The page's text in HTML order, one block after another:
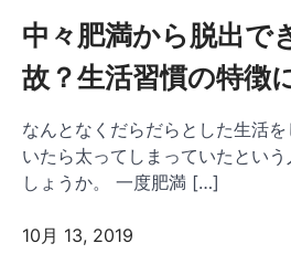
中々肥満から脱出で
故？生活習慣の特徴
なんとなくだらだらとした生活
いたら太ってしまっていたとい
しょうか。 一度肥満 […]
10月 13, 2019